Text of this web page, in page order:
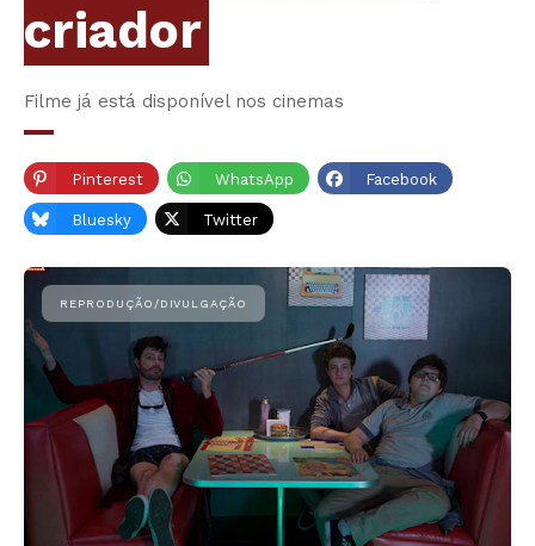
criador
Filme já está disponível nos cinemas
Pinterest WhatsApp Facebook
Bluesky Twitter